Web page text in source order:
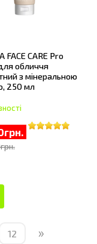
FACE CARE Pro
обличчя
з мінеральною
250 мл
12 »